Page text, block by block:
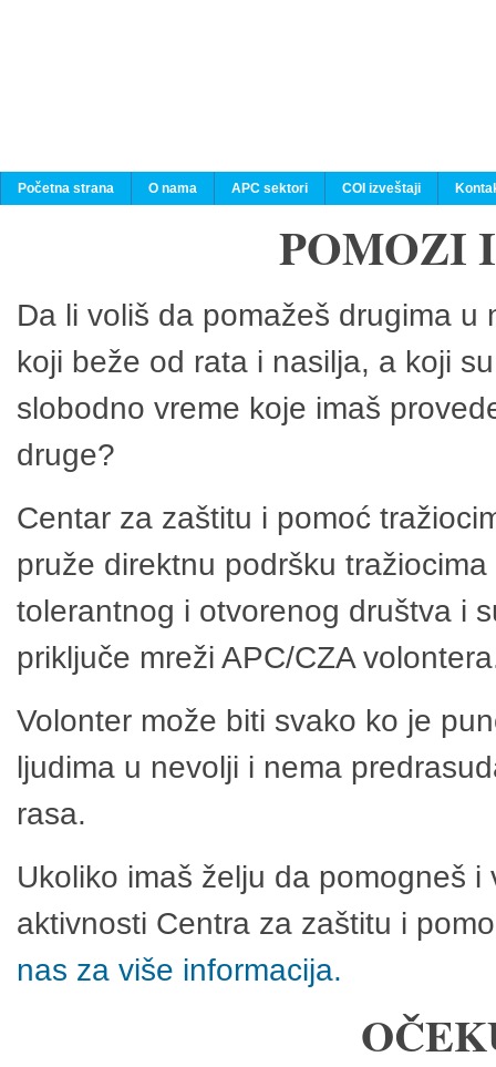
Početna strana O nama APC sektori COI izveštaji
POMOZI
Da li voliš da pomažeš drugima
koji beže od rata i nasilja, a koji
slobodno vreme koje imaš
druge?
Centar za zaštitu i pomoć
pruže direktnu podršku
tolerantnog i otvorenog društva i
priključe mreži APC/CZA
Volonter može biti svako ko je
ljudima u nevolji i nema
rasa.
Ukoliko imaš želju da pomogneš
aktivnosti Centra za zaštitu i
nas za više informacija.